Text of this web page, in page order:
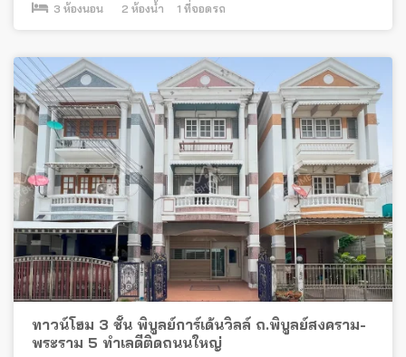
3 ห้องนอน 2 ห้องน้ำ 1 ที่จอดรถ
ทาวน์โฮม 3 ชั้น พิบูลย์การ์เด้นวิลล์ ถ.พิบูลย์สงคราม-
พระราม 5 ทำเลดีติดถนนใหญ่